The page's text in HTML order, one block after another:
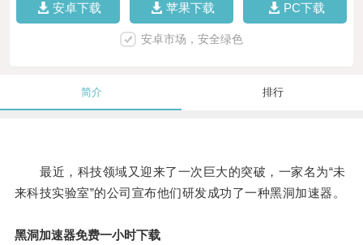
安卓下载 苹果下载 PC下载
安卓市场，安全绿色
简介 排行
最近，科技领域又迎来了一次巨大的突破，一家名为“未
来科技实验室”的公司宣布他们研发成功了一种黑洞加速器。
黑洞加速器免费一小时下载